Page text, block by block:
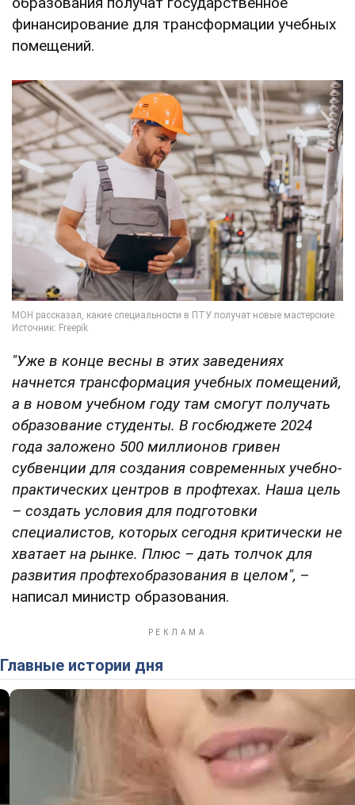
финансирование для трансформации учебных
помещений.
"Уже в конце весны в этих заведениях
начнется трансформация учебных помещений,
а в новом учебном году там смогут получать
образование студенты. В госбюджете 2024
года заложено 500 миллионов гривен
субвенции для создания современных учебно-
практических центров в профтехах. Наша цель
– создать условия для подготовки
специалистов, которых сегодня критически не
хватает на рынке. Плюс – дать толчок для
развития профтехобразования в целом", –
написал министр образования.
Главные истории дня